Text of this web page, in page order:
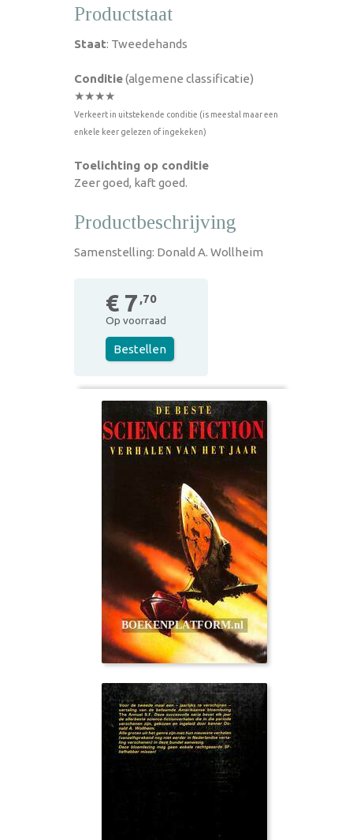
Productstaat
Staat: Tweedehands
Conditie(algemene classificatie)
★★★★
Verkeert in uitstekende conditie (is meestal maar een
enkele keer gelezen of ingekeken)
Toelichting op conditie
Zeer goed, kaft goed.
Productbeschrijving
Samenstelling: Donald A. Wollheim
€ 7 ,70
Op voorraad
Bestellen